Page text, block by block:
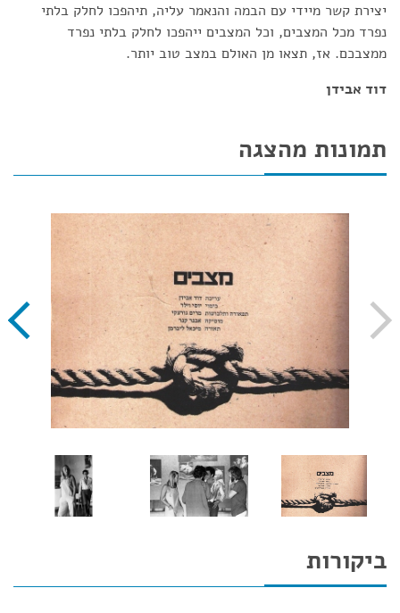
יצירת קשר מיידי עם הבמה והנאמר עליה, תיהפכו לחלק בלתי
נפרד מכל המצבים, וכל המצבים ייהפכו לחלק בלתי נפרד
ממצבכם. אז, תצאו מן האולם במצב טוב יותר.
דוד אבידן
תמונות מהצגה
ביקורות